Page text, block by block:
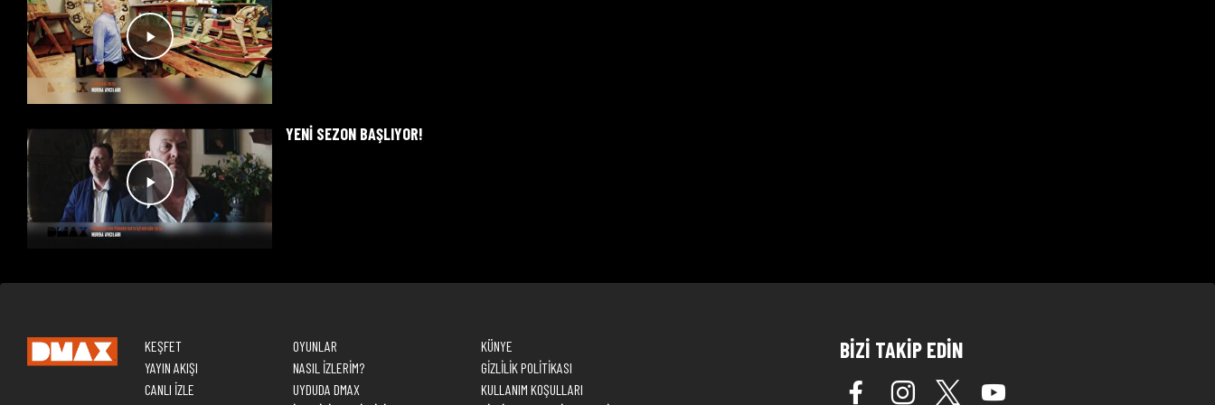
YENI SEZON BAŞLIYOR!
KEŞFET
YAYIN AKIŞI
CANLI İZLE
OYUNLAR
NASIL İZLERİM?
UYDUDA DMAX
KÜNYE
GİZLİLİK POLİTİKASI
KULLANIM KOŞULLARI
BİZİ TAKİP EDİN